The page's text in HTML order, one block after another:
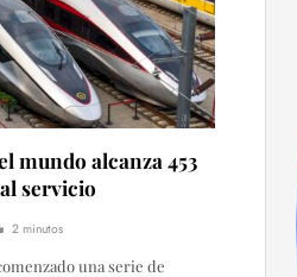
mundo alcanza 453
servicio
2 minutos
una serie de